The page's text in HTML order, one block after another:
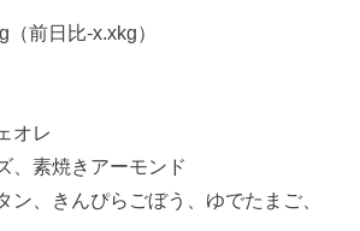
前日比-x.xkg）
オレ
、素焼きアーモンド
ン、きんぴらごぼう、ゆでたまご、